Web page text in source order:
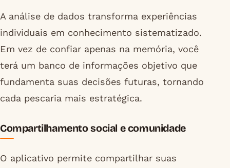
A análise de dados transforma experiências
individuais em conhecimento sistematizado.
Em vez de confiar apenas na memória, você
terá um banco de informações objetivo que
fundamenta suas decisões futuras, tornando
cada pescaria mais estratégica.
Compartilhamento social e comunidade
O aplicativo permite compartilhar suas